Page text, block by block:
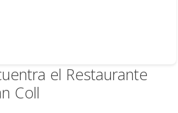
el Restaurante
Coll